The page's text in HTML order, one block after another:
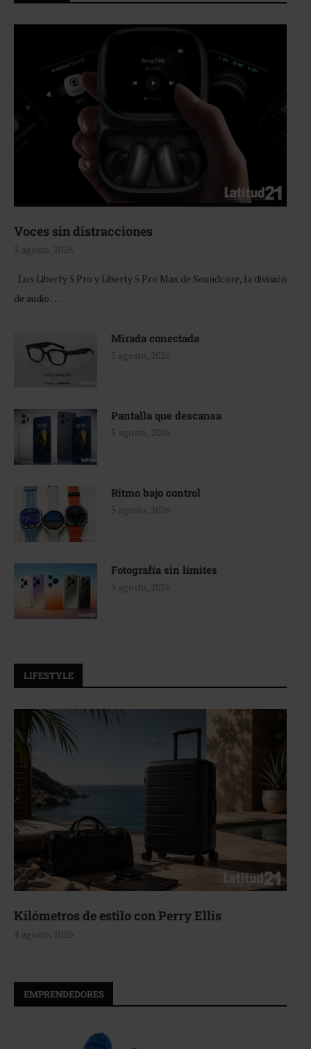
Voces sin distracciones
5 agosto, 2026
Los Liberty 5 Pro y Liberty 5 Pro Max de Soundcore, la división
de audio …
Mirada conectada
5 agosto, 2026
Pantalla que descansa
5 agosto, 2026
Ritmo bajo control
5 agosto, 2026
Fotografía sin límites
5 agosto, 2026
LIFESTYLE
Perry Ellis Aerie, texturas
EMPRENDEDORES